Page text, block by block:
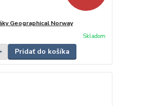
Geographical Norway
Skladom
Pridať do košíka